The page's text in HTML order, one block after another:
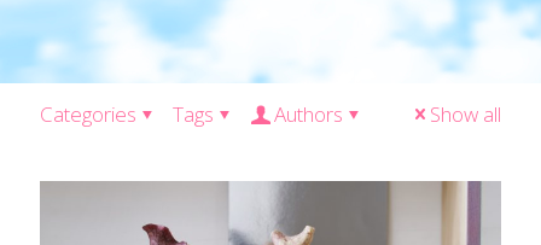
Categories Tags Authors Show all